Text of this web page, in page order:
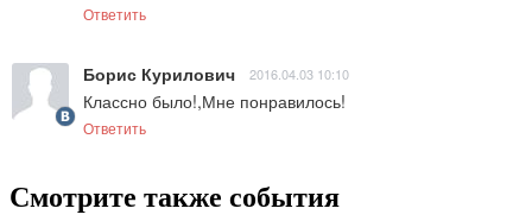
Ответить
Борис Курилович 2016.04.03 10:10
Классно было!,Мне понравилось!
Ответить
Смотрите также события